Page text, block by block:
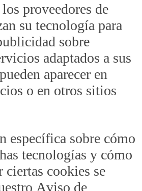
proveedores de
su tecnología para
sobre
adaptados a sus
aparecer en
o en otros sitios
específica sobre cómo
tecnologías y cómo
ciertas cookies se
Aviso de